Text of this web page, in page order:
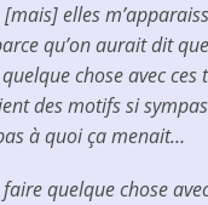
elles
qu’on aurait dit
chose avec ces
des motifs si
à quoi ça menait…
quelque chose